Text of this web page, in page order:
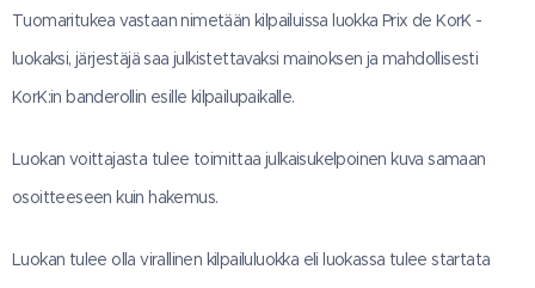
Tuomaritukea vastaan nimetään kilpailuissa luokka Prix de KorK -
luokaksi, järjestäjä saa julkistettavaksi mainoksen ja mahdollisesti
KorK:in banderollin esille kilpailupaikalle.
Luokan voittajasta tulee toimittaa julkaisukelpoinen kuva samaan
osoitteeseen kuin hakemus.
Luokan tulee olla virallinen kilpailuluokka eli luokassa tulee startata